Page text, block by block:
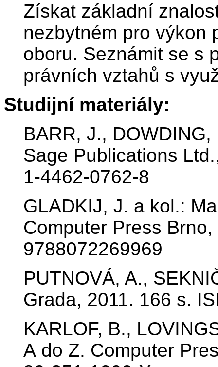
Získat základní
nezbytném pro výkon
oboru. Seznámit se s
právních vztahů s
Studijní materiály:
BARR, J.,
Sage Publications
1-4462-0762-8
GLADKIJ, J. a kol.:
Computer Press
9788072269969
PUTNOVÁ, A.,
Grada, 2011. 166 s.
KARLOF, B.,
A do Z. Computer